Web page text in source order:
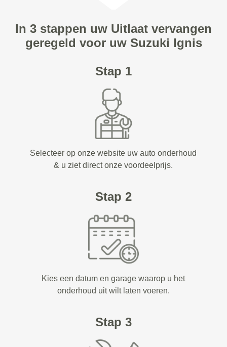
In 3 stappen uw Uitlaat vervangen
geregeld voor uw Suzuki Ignis
Stap 1
Selecteer op onze website uw auto onderhoud
& u ziet direct onze voordeelprijs.
Stap 2
Kies een datum en garage waarop u het
onderhoud uit wilt laten voeren.
Stap 3